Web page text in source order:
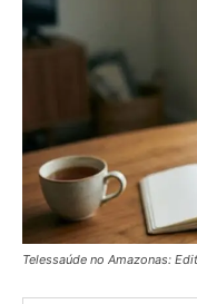
Telessaúde no Amazonas: